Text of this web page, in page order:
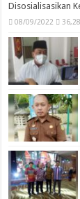
Disosialisasikan
08/09/2022